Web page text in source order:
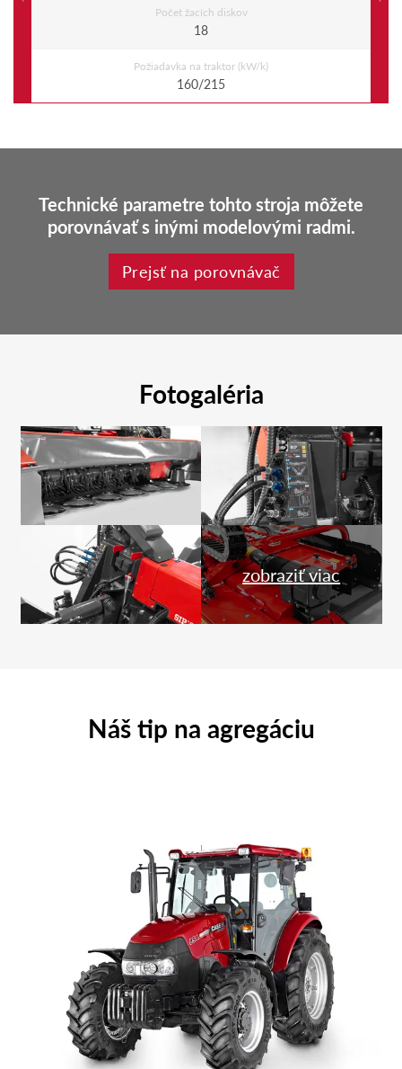
Počet žacích diskov
18
Požiadavka na traktor (kW/k)
160/215
Technické parametre tohto stroja môžete
porovnávať s inými modelovými radmi.
Prejsť na porovnávač
Fotogaléria
zobraziť viac
Náš tip na agregáciu